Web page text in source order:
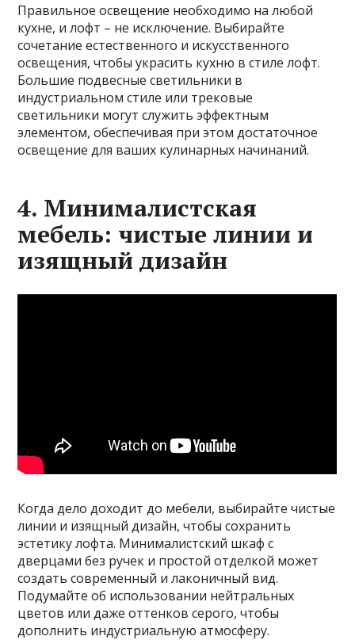
Правильное освещение необходимо на любой
кухне, и лофт – не исключение. Выбирайте
сочетание естественного и искусственного
освещения, чтобы украсить кухню в стиле лофт.
Большие подвесные светильники в
индустриальном стиле или трековые
светильники могут служить эффектным
элементом, обеспечивая при этом достаточное
освещение для ваших кулинарных начинаний.
4. Минималистская
мебель: чистые линии и
изящный дизайн
Когда дело доходит до мебели, выбирайте чистые
линии и изящный дизайн, чтобы сохранить
эстетику лофта. Минималистский шкаф с
дверцами без ручек и простой отделкой может
создать современный и лаконичный вид.
Подумайте об использовании нейтральных
цветов или даже оттенков серого, чтобы
дополнить индустриальную атмосферу.